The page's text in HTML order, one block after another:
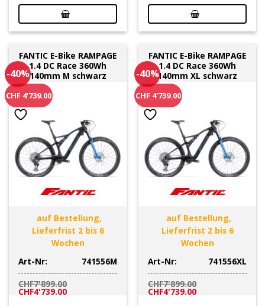
CHF6'499.00CHF3'899.00. CHF6'499.00CHF3'899.00.
-40%
CHF 4'739.00
FANTIC E-Bike RAMPAGE
1.4 DC Race 360Wh
140mm M schwarz
auf Bestellung,
Lieferfrist 2 bis 6
Wochen
Art-Nr:
741556M
CHF7'899.00
Ursprünglicher
Preis
CHF4'739.00Aktueller
-40%
CHF 4'739.00
FANTIC E-Bike RAMPAGE
1.4 DC Race 360Wh
140mm XL schwarz
auf Bestellung,
Lieferfrist 2 bis 6
Wochen
Art-Nr:
741556XL
CHF7'899.00
Ursprünglicher
Preis
CHF4'739.00Aktueller